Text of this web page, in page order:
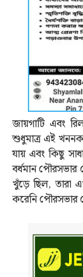
জায়গাটি এবং
শুধুমাত্র এই
যায় এবং কিছু
বর্ধমান পৌরসভার
খুঁড়ে ছিল, তারা
করেনি পৌরসভার